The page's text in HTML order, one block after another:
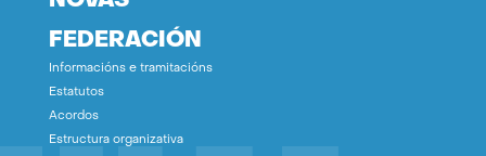
FEDERACIÓN
Informacións e tramitacións
Estatutos
Acordos
Estructura organizativa